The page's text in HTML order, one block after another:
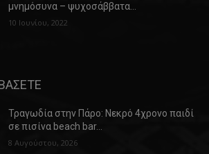
μνημόσυνα – ψυχοσάββατα…
10 Ιουνίου, 2022
Τραγωδία στην Πάρο: Νεκρό 4χρονο παιδί
σε πισίνα beach bar…
8 Αυγούστου, 2026